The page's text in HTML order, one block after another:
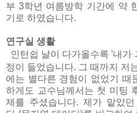
부 3학년 여름방학 기간에 약
기로 하였습니다.
연구실 생활
인턴쉽 날이 다가올수록 '내가
정이 들었습니다. 그 때까지 저
에는 별다른 경험이 없었기 때
하게도 교수님께서는 첫 미팅
제를 주셨습니다. 제가 맡았